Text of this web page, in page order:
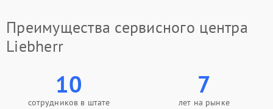
Преимущества сервисного центра
Liebherr
10
сотрудников в штате
7
лет на рынке